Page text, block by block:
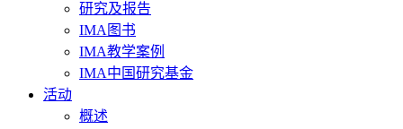
研究及报告
IMA图书
IMA教学案例
IMA中国研究基金
活动
概述